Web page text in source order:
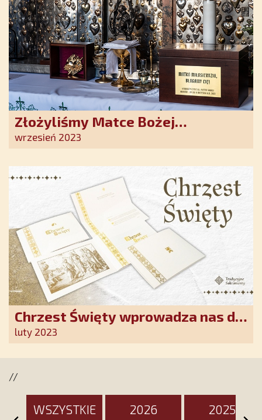
Złożyliśmy Matce Bożej
Ostrobramskiej pozłacane wotum
wrzesień 2023
Chrzest Święty wprowadza nas do
wspólnoty Kościoła. Nasz pakiet
luty 2023
//
WSZYSTKIE 2026
2025